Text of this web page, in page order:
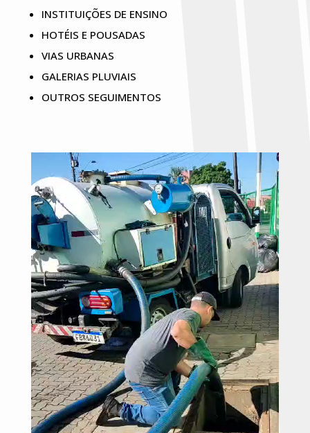
INSTITUIÇÕES DE ENSINO
HOTÉIS E POUSADAS
VIAS URBANAS
GALERIAS PLUVIAIS
OUTROS SEGUIMENTOS